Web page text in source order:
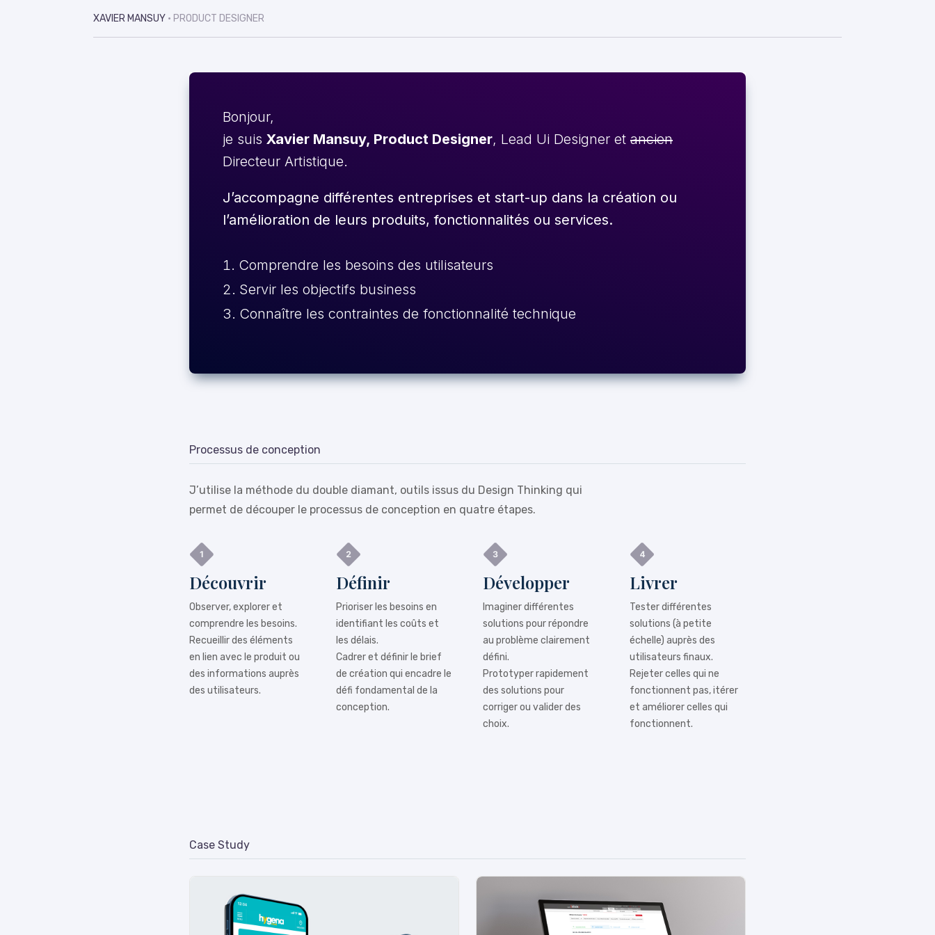
XAVIER MANSUY • PRODUCT DESIGNER
Bonjour,
je suis Xavier Mansuy, Product Designer, Lead Ui Designer et ancien
Directeur Artistique.
J’accompagne différentes entreprises et start-up dans la création ou
l’amélioration de leurs produits, fonctionnalités ou services.
Comprendre les besoins des utilisateurs
Servir les objectifs business
Connaître les contraintes de fonctionnalité technique
Processus de conception
J’utilise la méthode du double diamant, outils issus du Design Thinking qui
permet de découper le processus de conception en quatre étapes.
Découvrir
Observer, explorer et
comprendre les besoins.
Recueillir des éléments
en lien avec le produit ou
des informations auprès
des utilisateurs.
Définir
Prioriser les besoins en
identifiant les coûts et
les délais.
Cadrer et définir le brief
de création qui encadre le
défi fondamental de la
conception.
Développer
Imaginer différentes
solutions pour répondre
au problème clairement
défini.
Prototyper rapidement
des solutions pour
corriger ou valider des
choix.
Livrer
Tester différentes
solutions (à petite
échelle) auprès des
utilisateurs finaux.
Rejeter celles qui ne
fonctionnent pas, itérer
et améliorer celles qui
fonctionnent.
Case Study